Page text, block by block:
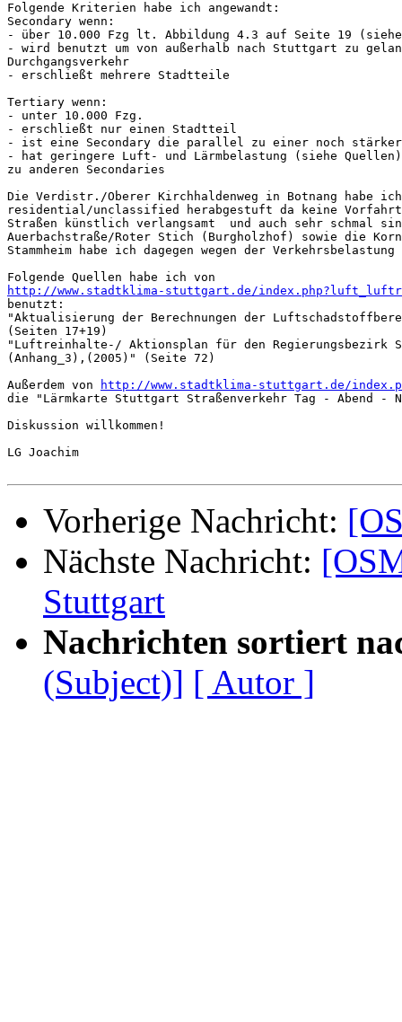
Folgende Kriterien habe ich angewandt:
Secondary wenn:
- über 10.000 Fzg lt. Abbildung 4.3 auf Seite 19
- wird benutzt um von außerhalb nach Stuttgart zu
Durchgangsverkehr
- erschließt mehrere Stadtteile
Tertiary wenn:
- unter 10.000 Fzg.
- erschließt nur einen Stadtteil
- ist eine Secondary die parallel zu einer noch stärker
- hat geringere Luft- und Lärmbelastung (siehe
zu anderen Secondaries
Die Verdistr./Oberer Kirchhaldenweg in Botnang habe
residential/unclassified herabgestuft da keine
Straßen künstlich verlangsamt  und auch sehr schmal
Auerbachstraße/Roter Stich (Burgholzhof) sowie die
Stammheim habe ich dagegen wegen der
http://www.stadtklima-stuttgart.de/
benutzt:
"Aktualisierung der Berechnungen der
(Seiten 17+19)
"Luftreinhalte-/ Aktionsplan für den Regierungsbezirk
(Anhang_3),(2005)" (Seite 72)
Außerdem von
http://www.stadtklima-stuttgart.de/
die "Lärmkarte Stuttgart Straßenverkehr Tag - Abend -
Diskussion willkommen!
LG Joachim
Vorherige Nachricht:
Nächste Nachricht:
Stuttgart
Nachrichten sortiert
(Subject)] [ Autor ]